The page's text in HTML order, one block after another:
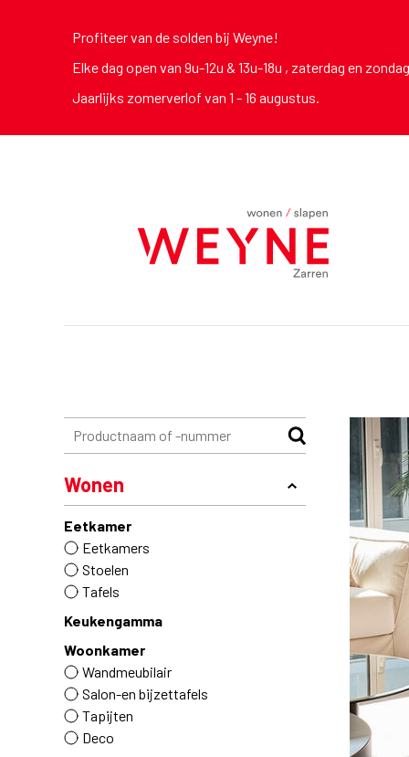
Profiteer van de solden bij Weyne!
Elke dag open van 9u-12u & 13u-18u , zaterdag en
Jaarlijks zomerverlof van 1 - 16 augustus.
Wonen
Eetkamer
Eetkamers
Stoelen
Tafels
Keukengamma
Woonkamer
Wandmeubilair
Salon-en bijzettafels
Tapijten
Deco